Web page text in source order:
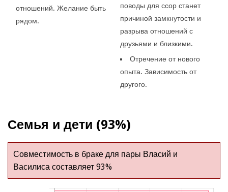
отношений. Желание быть
рядом.
поводы для ссор станет
причиной замкнутости и
разрыва отношений с
друзьями и близкими.
Отречение от нового
опыта. Зависимость от
другого.
Семья и дети (93%)
Совместимость в браке для пары Власий и
Василиса составляет 93%